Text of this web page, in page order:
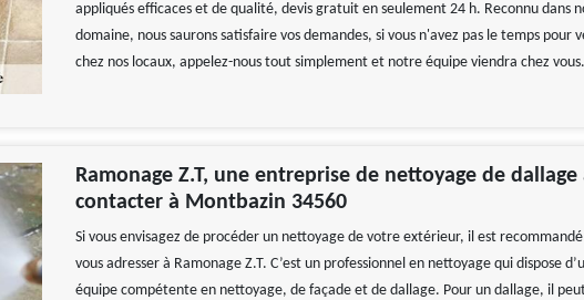
appliqués efficaces et de qualité, devis gratuit en seulement 24 h. Reconnu dans
domaine, nous saurons satisfaire vos demandes, si vous n'avez pas le temps pour
chez nos locaux, appelez-nous tout simplement et notre équipe viendra chez vous.
Ramonage Z.T, une entreprise de nettoyage de dallage
contacter à Montbazin 34560
Si vous envisagez de procéder un nettoyage de votre extérieur, il est
vous adresser à Ramonage Z.T. C’est un professionnel en nettoyage qui dispose
équipe compétente en nettoyage, de façade et de dallage. Pour un dallage, il